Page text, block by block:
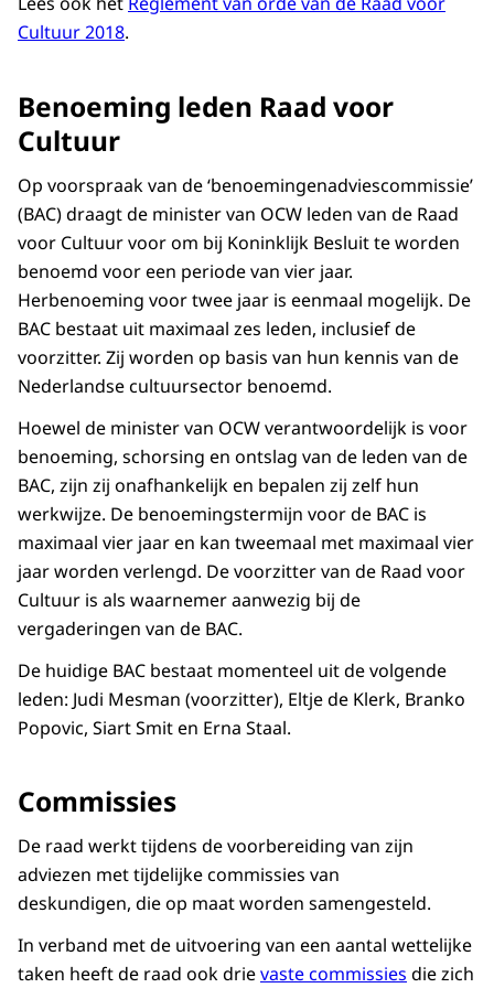
Cultuur 2018.
Benoeming leden Raad voor
Cultuur
Op voorspraak van de ‘benoemingenadviescommissie’
(BAC) draagt de minister van OCW leden van de Raad
voor Cultuur voor om bij Koninklijk Besluit te worden
benoemd voor een periode van vier jaar.
Herbenoeming voor twee jaar is eenmaal mogelijk. De
BAC bestaat uit maximaal zes leden, inclusief de
voorzitter. Zij worden op basis van hun kennis van de
Nederlandse cultuursector benoemd.
Hoewel de minister van OCW verantwoordelijk is voor
benoeming, schorsing en ontslag van de leden van de
BAC, zijn zij onafhankelijk en bepalen zij zelf hun
werkwijze. De benoemingstermijn voor de BAC is
maximaal vier jaar en kan tweemaal met maximaal vier
jaar worden verlengd. De voorzitter van de Raad voor
Cultuur is als waarnemer aanwezig bij de
vergaderingen van de BAC.
De huidige BAC bestaat momenteel uit de volgende
leden: Judi Mesman (voorzitter), Eltje de Klerk, Branko
Popovic, Siart Smit en Erna Staal.
Commissies
De raad werkt tijdens de voorbereiding van zijn
adviezen met tijdelijke commissies van
deskundigen, die op maat worden samengesteld.
In verband met de uitvoering van een aantal wettelijke
taken heeft de raad ook drievaste commissies die zich